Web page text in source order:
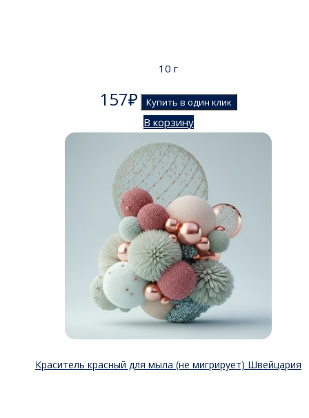
10 г
157₽ Купить в один клик
В корзину
Краситель красный для мыла (не мигрирует) Швейцария